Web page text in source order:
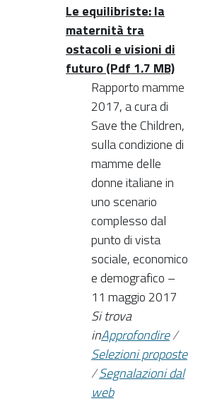
Le equilibriste: la
maternità tra
ostacoli e visioni di
futuro (Pdf 1.7 MB)
Rapporto mamme
2017, a cura di
Save the Children,
sulla condizione di
mamme delle
donne italiane in
uno scenario
complesso dal
punto di vista
sociale, economico
e demografico –
11 maggio 2017
Si trova
inApprofondire/
Selezioni proposte
/Segnalazioni dal
web